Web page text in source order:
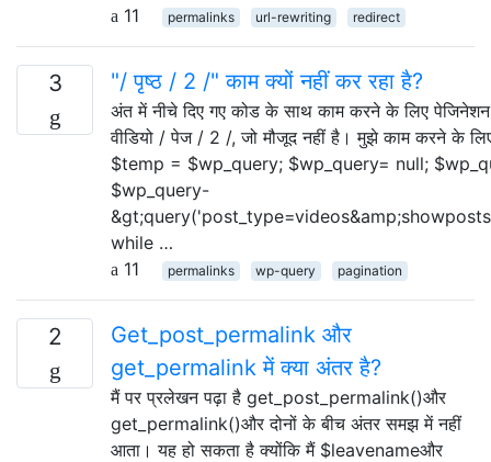
11 permalinks url-rewriting redirect
3 "/ पृष्ठ / 2 /" काम क्यों नहीं कर रहा है?
अंत में नीचे दिए गए कोड के साथ काम करने के लिए
वीडियो / पेज / 2 /, जो मौजूद नहीं है। मुझे काम करने के
$temp = $wp_query; $wp_query= null;
$wp_query-
while …
11
permalinks wp-query pagination
2
Get_post_permalink और
get_permalink में क्या अंतर है?
मैं पर प्रलेखन पढ़ा है get_post_permalink()और
get_permalink()और दोनों के बीच अंतर समझ में नहीं
आता। यह हो सकता है क्योंकि मैं $leavenameऔर